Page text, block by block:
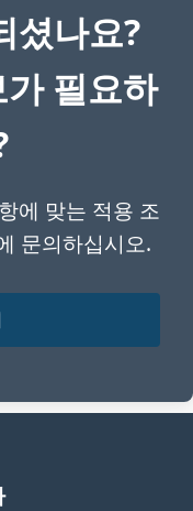
74-76%
≤0.05%
≤0.8%
Special Steel
Grade
Ultra-low C
Research
셨나요?
필요하
에 맞는 적용 조
문의하십시오.